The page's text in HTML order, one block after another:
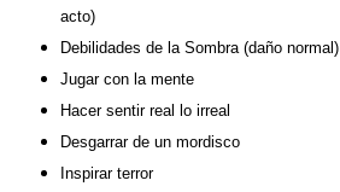
acto)
Debilidades de la Sombra (daño normal)
Jugar con la mente
Hacer sentir real lo irreal
Desgarrar de un mordisco
Inspirar terror